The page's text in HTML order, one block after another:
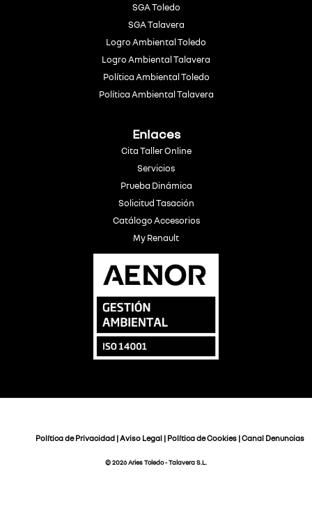
SGA Toledo
SGA Talavera
Logro Ambiental Toledo
Logro Ambiental Talavera
Política Ambiental Toledo
Política Ambiental Talavera
Enlaces
Cita Taller Online
Servicios
Prueba Dinámica
Solicitud Tasación
Catálogo Accesorios
My Renault
Política de Privacidad |Aviso Legal | Política de Cookies |Canal Denuncias
© 2026 Aries Toledo - Talavera S.L.